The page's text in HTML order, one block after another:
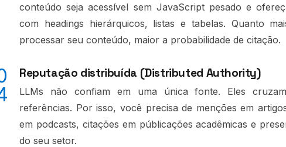
conteúdo seja acessível sem JavaScript pesado e
com headings hierárquicos, listas e tabelas. Quanto
processar seu conteúdo, maior a probabilidade de citação.
Reputação distribuída (Distributed Authority)
LLMs não confiam em uma única fonte. Eles
referências. Por isso, você precisa de menções em
em podcasts, citações em públicações acadêmicas e
do seu setor.